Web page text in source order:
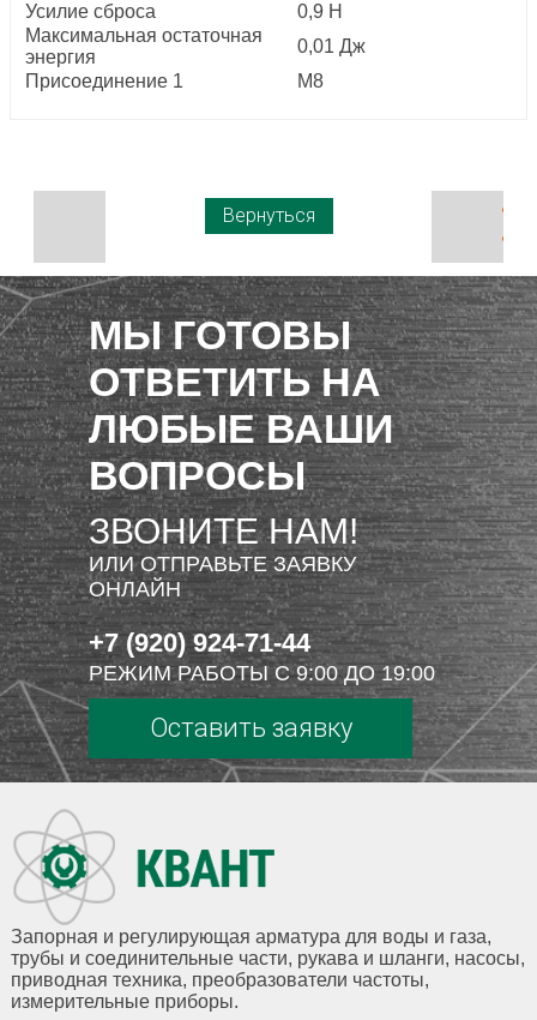
Усилие сброса
0,9 Н
Максимальная остаточная
энергия
0,01 Дж
Присоединение 1
M8
Вернуться
МЫ ГОТОВЫ
ОТВЕТИТЬ НА
ЛЮБЫЕ ВАШИ
ВОПРОСЫ
ЗВОНИТЕ НАМ!
ИЛИ ОТПРАВЬТЕ ЗАЯВКУ
ОНЛАЙН
+7 (920) 924-71-44
РЕЖИМ РАБОТЫ С 9:00 ДО 19:00
Оставить заявку
Запорная и регулирующая арматура для воды и газа,
трубы и соединительные части, рукава и шланги, насосы,
приводная техника, преобразователи частоты,
измерительные приборы.